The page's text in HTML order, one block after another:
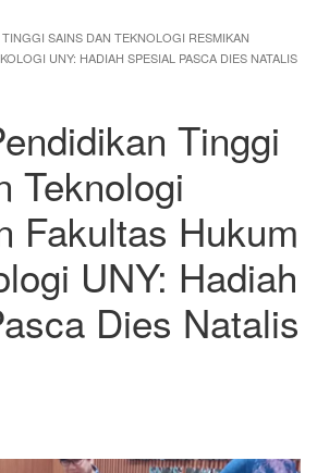
SAINS DAN TEKNOLOGI RESMIKAN
UNY: HADIAH SPESIAL PASCA DIES NATALIS
Tinggi
Teknologi
Fakultas Hukum
UNY: Hadiah
Dies Natalis